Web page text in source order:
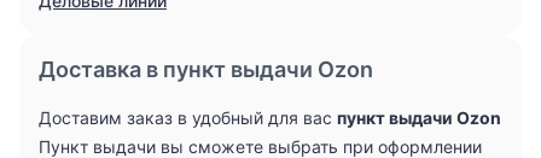
Доставка в пункт выдачи Ozon
Доставим заказ в удобный для вас пункт выдачи Ozon
Пункт выдачи вы сможете выбрать при оформлении